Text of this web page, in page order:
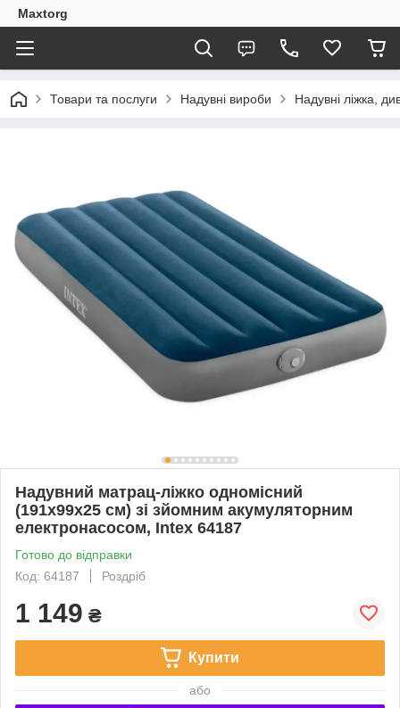
Maxtorg
Товари та послуги Надувні вироби Надувні ліжка,
Надувний матрац-ліжко одномісний
(191x99x25 см) зі зйомним акумуляторним
електронасосом, Intex 64187
Готово до відправки
Код: 64187
Роздріб
1 149 ₴
Купити
або